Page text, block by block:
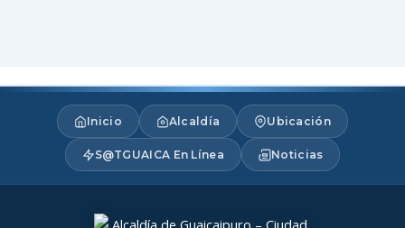
Inicio Alcaldía Ubicación
S@TGUAICA En Línea Noticias